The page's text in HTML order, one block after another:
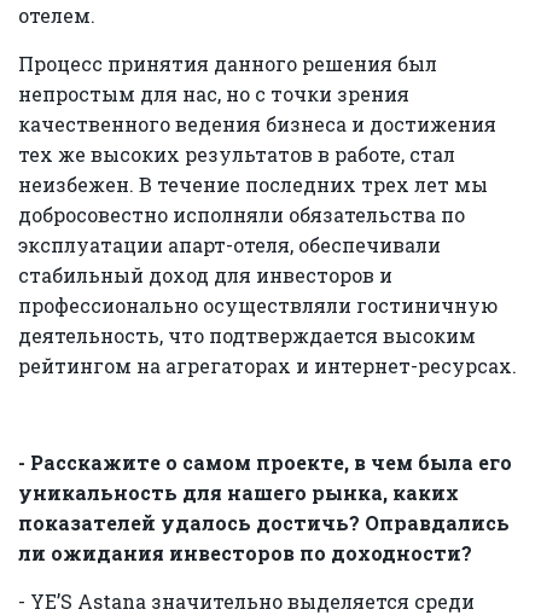
отелем.
Процесс принятия данного решения был
непростым для нас, но с точки зрения
качественного ведения бизнеса и достижения
тех же высоких результатов в работе, стал
неизбежен. В течение последних трех лет мы
добросовестно исполняли обязательства по
эксплуатации апарт-отеля, обеспечивали
стабильный доход для инвесторов и
профессионально осуществляли гостиничную
деятельность, что подтверждается высоким
рейтингом на агрегаторах и интернет-ресурсах.
- Расскажите о самом проекте, в чем была его
уникальность для нашего рынка, каких
показателей удалось достичь? Оправдались
ли ожидания инвесторов по доходности?
- YE’S Astana значительно выделяется среди